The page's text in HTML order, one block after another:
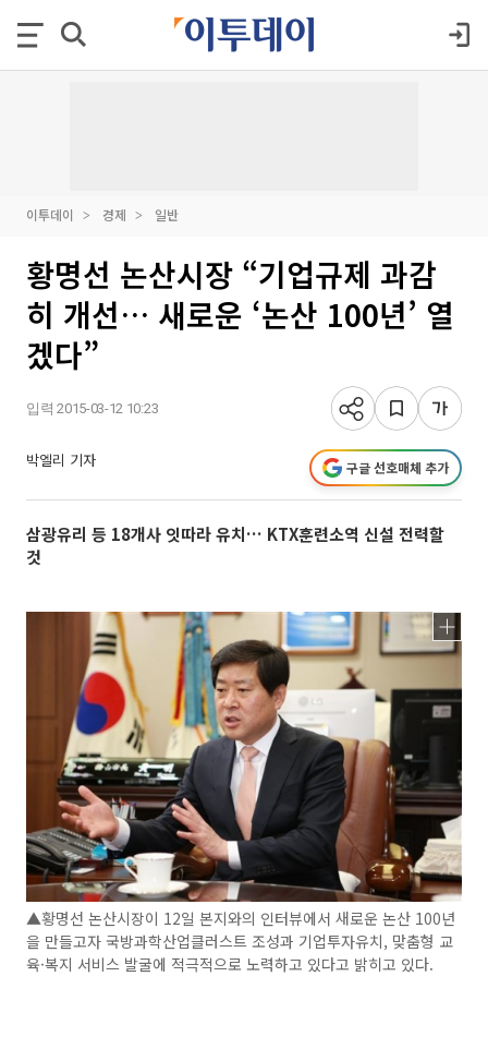
이투데이 경제 일반
황명선 논산시장 “기업규제 과감
히 개선… 새로운 ‘논산 100년’ 열
겠다”
입력 2015-03-12 10:23
박엘리 기자 구글 선호매체 추가
삼광유리 등 18개사 잇따라 유치… KTX훈련소역 신설 전력할
것
▲황명선 논산시장이 12일 본지와의 인터뷰에서 새로운 논산 100년
을 만들고자 국방과학산업클러스트 조성과 기업투자유치, 맞춤형 교
육·복지 서비스 발굴에 적극적으로 노력하고 있다고 밝히고 있다.